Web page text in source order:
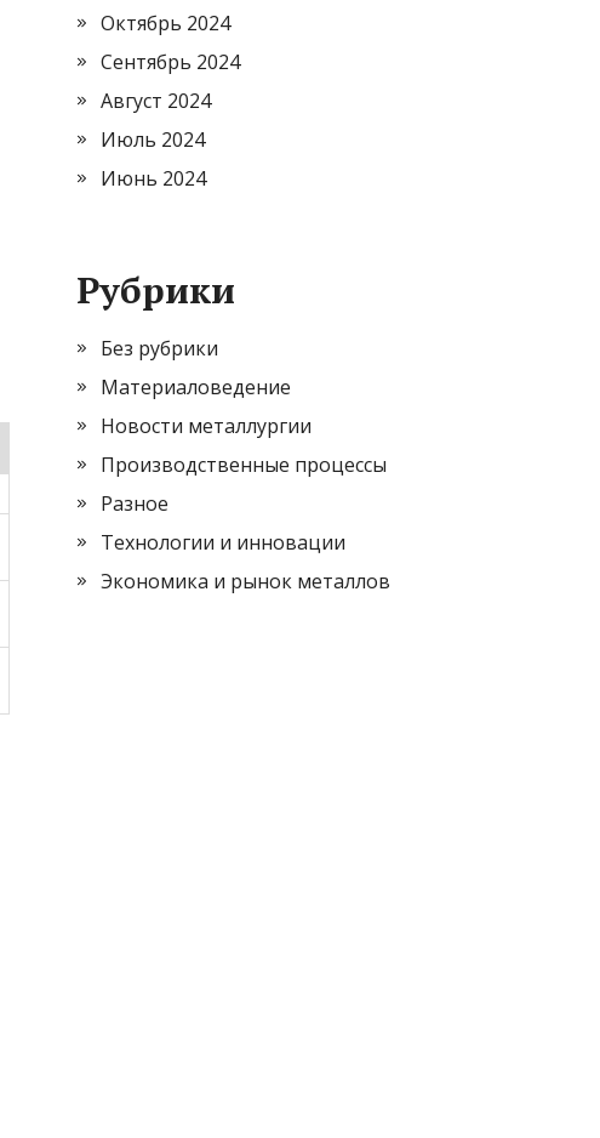
Октябрь 2024
Сентябрь 2024
Август 2024
Июль 2024
Июнь 2024
Рубрики
Без рубрики
Материаловедение
Новости металлургии
Производственные процессы
Разное
Технологии и инновации
Экономика и рынок металлов